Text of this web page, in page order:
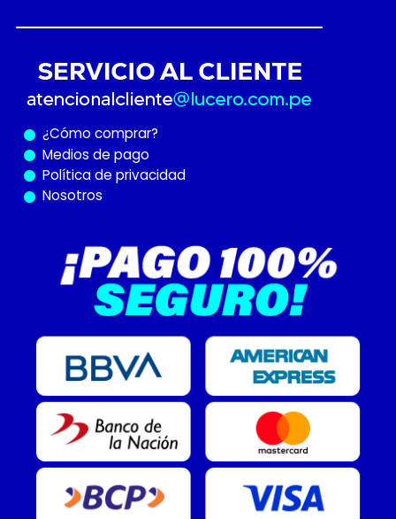
¿Cómo comprar?
Medios de pago
Política de privacidad
Nosotros